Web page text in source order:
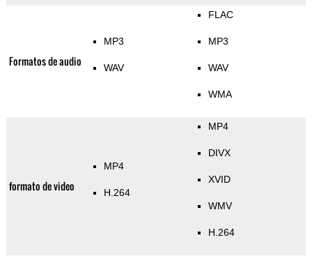
Formatos de audio
MP3
WAV
FLAC
MP3
WAV
WMA
formato de video
MP4
H.264
MP4
DIVX
XVID
WMV
H.264